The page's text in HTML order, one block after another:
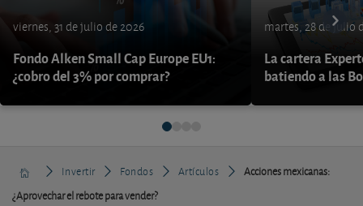
viernes, 31 de julio de 2026
Fondo Alken Small Cap Europe EU1:
¿cobro del 3% por comprar?
martes, 28 de julio
La cartera
batiendo a las
Invertir Fondos Artículos
Acciones mexicanas:
¿Aprovechar el rebote para vender?